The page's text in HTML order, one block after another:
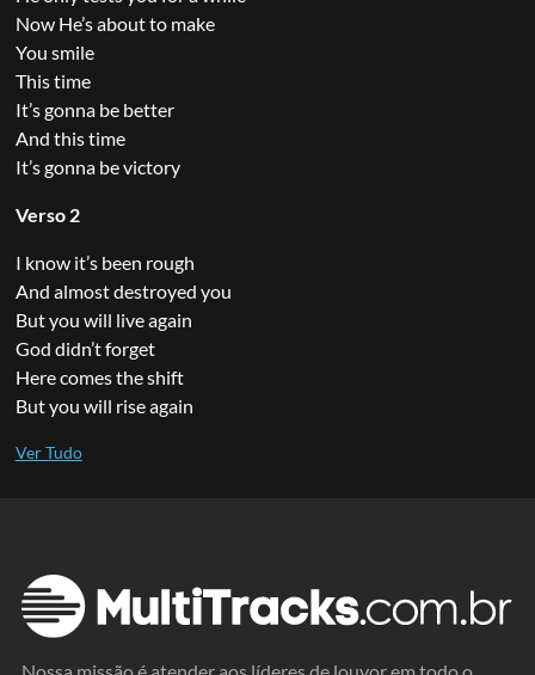
Now He’s about to make
You smile
This time
It’s gonna be better
And this time
It’s gonna be victory
Verso 2
I know it’s been rough
And almost destroyed you
But you will live again
God didn’t forget
Here comes the shift
But you will rise again